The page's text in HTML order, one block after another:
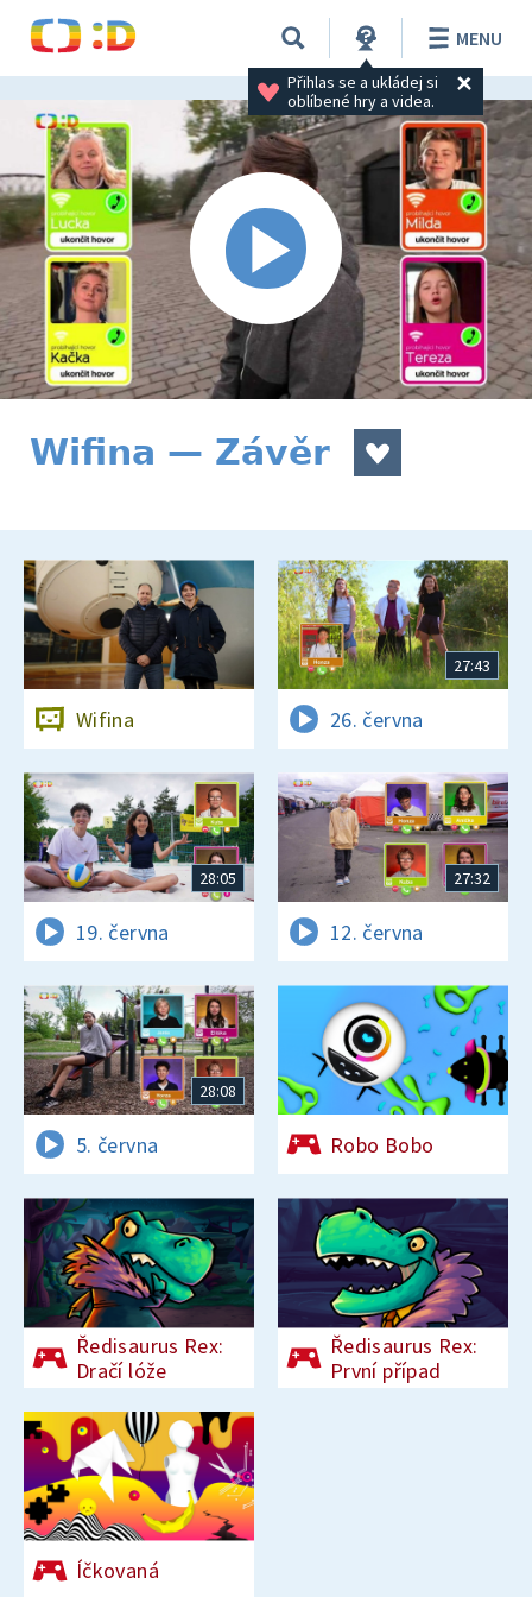
Přihlas se a ukládej si
oblíbené hry a videa.
MENU
Wifina — Závěr
Wifina
27:43
26. června
28:05
19. června
27:32
12. června
28:08
5. června Robo Bobo
Ředisaurus Rex:
Dračí lóže
Ředisaurus Rex:
První případ
Íčkovaná